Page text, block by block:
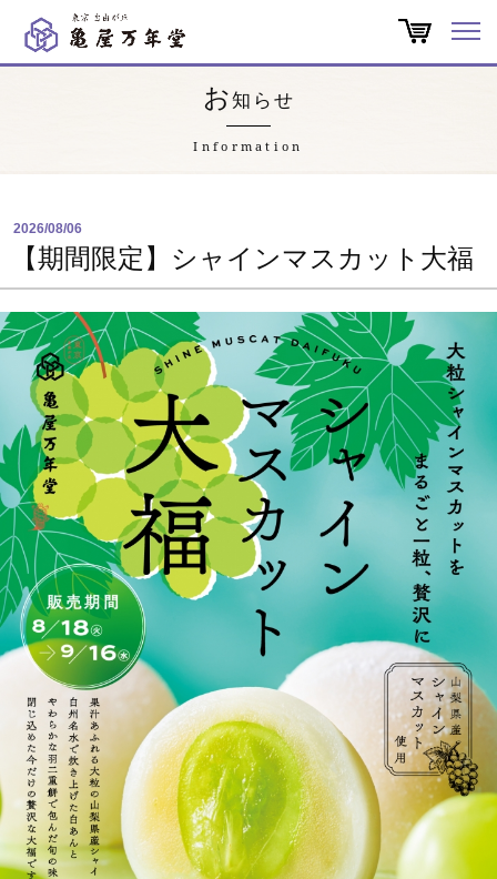
亀屋万年堂だより
特集
会社概要
よくある質問
会員募集
お問い合わせ
お知らせ
Information
2026/08/06
【期間限定】シャインマスカット大福